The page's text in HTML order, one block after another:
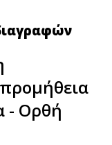
- Ορθή